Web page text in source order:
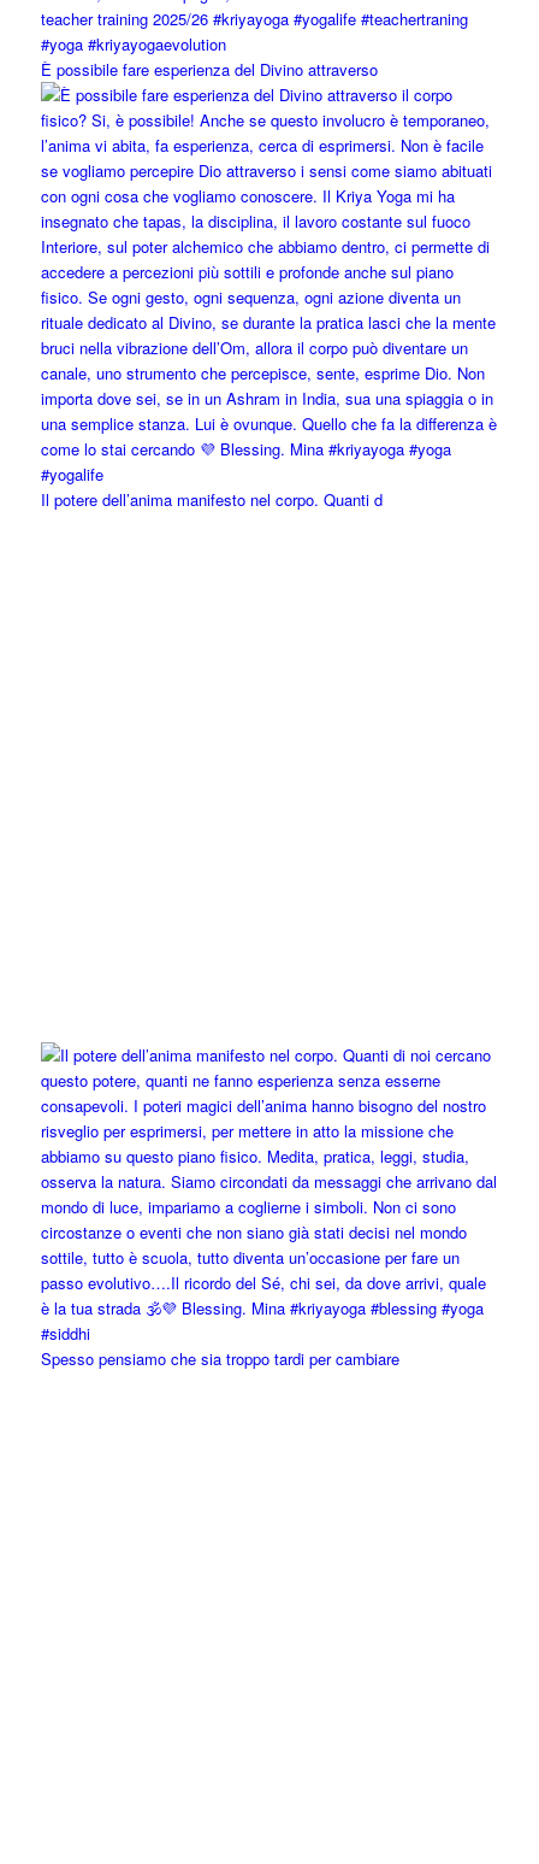
È possibile fare esperienza del Divino attraverso
Il potere dell’anima manifesto nel corpo. Quanti d
Spesso pensiamo che sia troppo tardi per cambiare